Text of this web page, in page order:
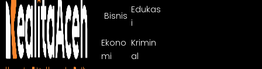
Bisnis
Edukas
i
Ekono
mi
Krimin
al